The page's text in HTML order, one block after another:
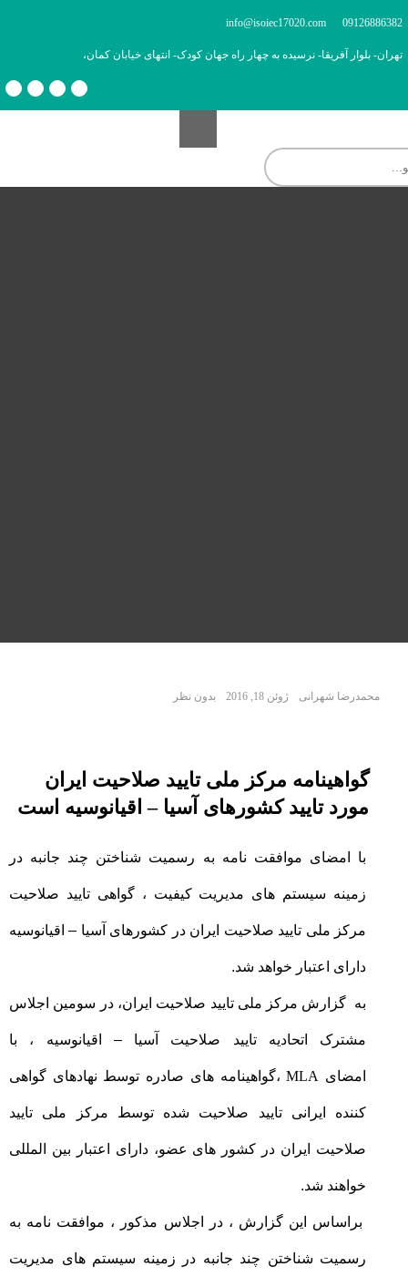
09126886382
info@isoiec17020.com
تهران- بلوار آفریقا- نرسیده به چهار راه جهان کودک- انتهای خیابان کمان،
محمدرضا شهرانی ژوئن 18, 2016 بدون نظر
گواهینامه مرکز ملی تایید صلاحیت ایران
مورد تایید کشورهای آسیا – اقیانوسیه است
با امضای موافقت نامه به رسمیت شناختن چند جانبه در
زمینه سیستم های مدیریت کیفیت ، گواهی تایید صلاحیت
مرکز ملی تایید صلاحیت ایران در کشورهای آسیا – اقیانوسیه
دارای اعتبار خواهد شد.
به گزارش مرکز ملی تایید صلاحیت ایران، در سومین اجلاس
مشترک اتحادیه تایید صلاحیت آسیا – اقیانوسیه ، با
امضای MLA،گواهینامه های صادره توسط نهادهای گواهی
کننده ایرانی تایید صلاحیت شده توسط مرکز ملی تایید
صلاحیت ایران در کشور های عضو، دارای اعتبار بین المللی
خواهند شد.
براساس این گزارش ، در اجلاس مذکور ، موافقت نامه به
رسمیت شناختن چند جانبه در زمینه سیستم های مدیریت